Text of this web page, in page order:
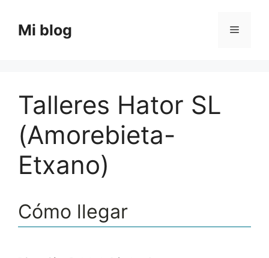
contenido
Mi blog Menú
Talleres Hator SL
(Amorebieta-
Etxano)
Cómo llegar